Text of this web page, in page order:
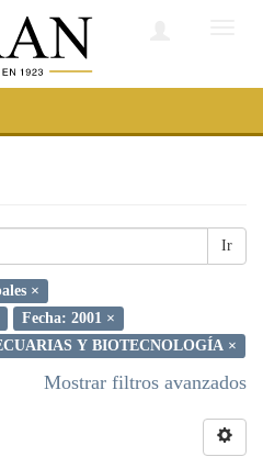
Ir
×
Fecha: 2001 ×
Y BIOTECNOLOGÍA ×
Mostrar filtros avanzados